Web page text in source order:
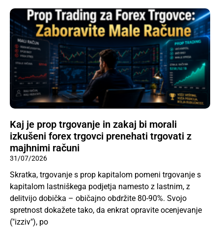
Kaj je prop trgovanje in zakaj bi morali
izkušeni forex trgovci prenehati trgovati z
majhnimi računi
31/07/2026
Skratka, trgovanje s prop kapitalom pomeni trgovanje s
kapitalom lastniškega podjetja namesto z lastnim, z
delitvijo dobička – običajno obdržite 80-90%. Svojo
spretnost dokažete tako, da enkrat opravite ocenjevanje
("izziv"), po